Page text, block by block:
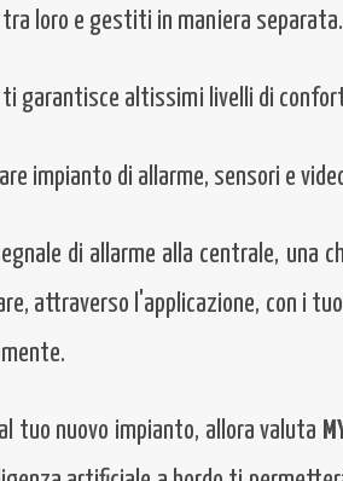
loro e gestiti in maniera separata.
garantisce altissimi livelli di
impianto di allarme, sensori e
di allarme alla centrale,
attraverso l'applicazione, con i
tuo nuovo impianto, allora valuta